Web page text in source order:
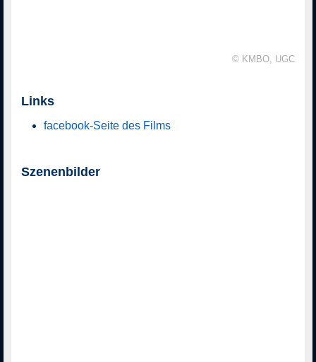
© KMBO, UGC
Links
facebook-Seite des Films
Szenenbilder